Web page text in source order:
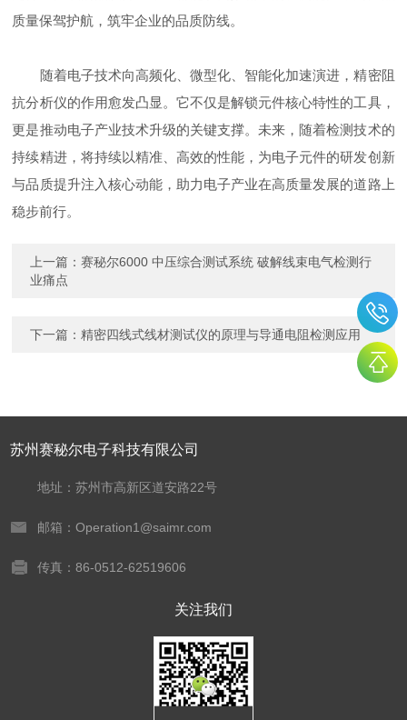
质量保驾护航，筑牢企业的品质防线。
随着电子技术向高频化、微型化、智能化加速演进，精密阻
抗分析仪的作用愈发凸显。它不仅是解锁元件核心特性的工具，
更是推动电子产业技术升级的关键支撑。未来，随着检测技术的
持续精进，将持续以精准、高效的性能，为电子元件的研发创新
与品质提升注入核心动能，助力电子产业在高质量发展的道路上
稳步前行。
上一篇：赛秘尔6000 中压综合测试系统 破解线束电气检测行
业痛点
下一篇：精密四线式线材测试仪的原理与导通电阻检测应用
苏州赛秘尔电子科技有限公司
地址：苏州市高新区道安路22号
邮箱：Operation1@saimr.com
传真：86-0512-62519606
关注我们